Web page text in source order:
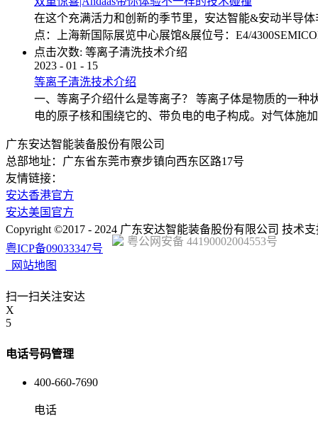
在这个充满活力和创新的季节里，安达智能&安动半导
点：上海新国际展览中心展馆&展位号：E4/
点击次数: 等离子清洗技术介绍
2023 - 01 - 15
等离子清洗技术介绍
一、等离子介绍什么是等离子？ 等离子体是物质的一
电的原子核和围绕它的、带负电的电子构成。对气体施
广东安达智能装备股份有限公司
总部地址：广东省东莞市寮步镇向西东区路17号
友情链接：
安达香港官方
安达美国官方
Copyright ©2017 - 2024 广东安达智能装备股份有限公司 技术
粤ICP备09033347号
网站地图
粤公网安备 44190002004553号
扫一扫关注安达
X
5
电话号码管理
400-660-7690
电话